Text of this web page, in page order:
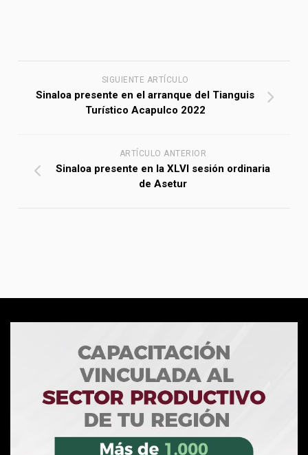
SIGUIENTE ARTÍCULO
Sinaloa presente en el arranque del Tianguis
Turístico Acapulco 2022
ARTÍCULO ANTERIOR
Sinaloa presente en la XLVI sesión ordinaria
de Asetur